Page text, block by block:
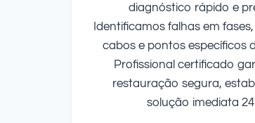
diagnóstico rápido e
Identificamos falhas em
cabos e pontos específicos
Profissional certificado
restauração segura,
solução imediata